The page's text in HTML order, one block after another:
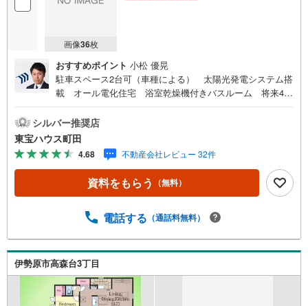
画像36枚
おすすめポイント 小松 優晃
駐車スペース2台可（車種による） 太陽光発電システム搭
載 オール電化住宅 浴室乾燥機付きバスルーム 将来4L
一人を知り、理解することから始めます。お客様のお話を
きちんとお聞きし、しっかり話し合う「心」のコミュニケ
ーションが大切になります。だからこそ、それぞれのお客
様にベストな「住まい」をご提案をすることができるので
す。インターネット予約で当日見学が可能！（1）［室内・
現地を見学する］をクリック（2）本日～4日以内をご希望
い！【主要不動産流通各社の2025年度中間期の売買仲介実
りたくさんのお客様からのお言葉に感謝してこれからも楽
しく素敵なお家探しをお約束します。お家探しを始めてみ
ようと思われたらまずは、お気軽に東宝ハウス町田に相談
してみませんか？スタッフ一同お客様のお問合せをお待ち
しております。
シルバー推奨店
東宝ハウス町田
4.68 不動産会社レビュー 32件
資料をもらう （無料）
電話する （通話料無料）
伊勢原市高森台3丁目